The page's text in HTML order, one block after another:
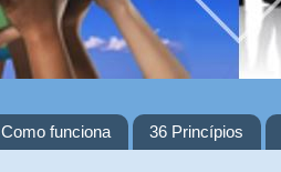
Como funciona 36 Princípios